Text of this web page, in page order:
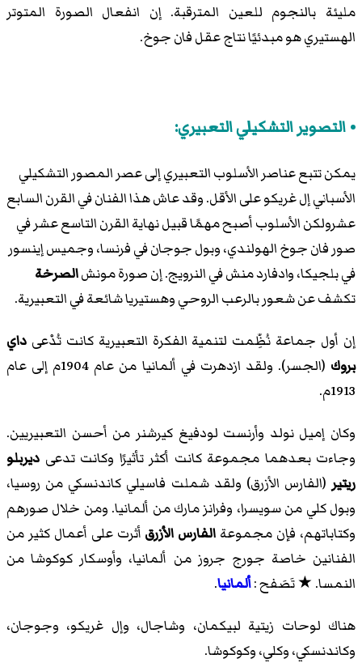
مليئة بالنجوم للعين المترقبة. إن انفعال الصورة المتوتر
الهستيري هو مبدئيًا نتاج عقل فان جوخ.
التصوير التشكيلي التعبيري:
يمكن تتبع عناصر الأسلوب التعبيري إلى عصر المصور التشكيلي
الأسباني إل غريكو على الأقل. وقد عاش هذا الفنان في القرن السابع
عشرولكن الأسلوب أصبح مهمًا قبيل نهاية القرن التاسع عشر في
صور فان جوخ الهولندي، وبول جوجان في فرنسا، وجميس إينسور
في بلجيكا، وادفارد منش في النرويج. إن صورة مونشالصرخة
تكشف عن شعور بالرعب الروحي وهستيريا شائعة في التعبيرية.
إن أول جماعة نُظِّمت لتنمية الفكرة التعبيرية كانت تُدْعى داي
بروك
(الجسر). ولقد ازدهرت في ألمانيا من عام 1904م إلى عام
1913م.
وكان إميل نولد وأرنست لودفيغ كيرشنر من أحسن التعبيريين.
وجاءت بعدهما مجموعة كانت أكثر تأثيرًا وكانت تدعى ديربلو
ريتير(الفارس الأزرق) ولقد شملت فاسيلي كاندنسكي من روسيا،
وبول كلي من سويسرا، وفرانز مارك من ألمانيا. ومن خلال صورهم
وكتاباتهم، فإن مجموعة الفارس الأزرق أثرت على أعمال كثير من
الفنانين خاصة جورج جروز من ألمانيا، وأوسكار كوكوشا من
النمسا. ★ تَصَفح :ألمانيا.
هناك لوحات زيتية لبيكمان، وشاجال، وإل غريكو، وجوجان،
وكاندنسكي، وكلي، وكوكوشا.